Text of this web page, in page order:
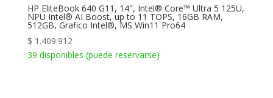
HP EliteBook 640 G11, 14″, Intel® Core™ Ultra 5 125U,
NPU Intel® AI Boost, up to 11 TOPS, 16GB RAM,
512GB, Grafico Intel®, MS Win11 Pro64
$ 1.409.912
39 disponibles (puede reservarse)